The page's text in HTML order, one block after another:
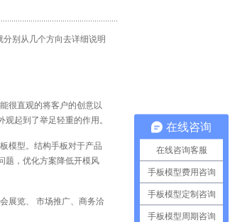
别从几个方向去详细说明
很直观的将客户的创意以
起到了举足轻重的作用。
模型。结构手板对于产品
题，优化方案降低开模风
展览、 市场推广、商务洽
在线咨询
在线咨询客服
手板模型费用咨询
手板模型定制咨询
手板模型周期咨询